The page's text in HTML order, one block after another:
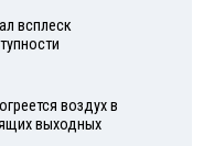
всплеск
воздух в
выходных